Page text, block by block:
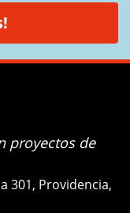
proyectos de
301, Providencia,